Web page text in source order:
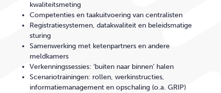
kwaliteitsmeting
Competenties en taakuitvoering van centralisten
Registratiesystemen, datakwaliteit en beleidsmatige
sturing
Samenwerking met ketenpartners en andere
meldkamers
Verkenningssessies: ‘buiten naar binnen’ halen
Scenariotrainingen: rollen, werkinstructies,
informatiemanagement en opschaling (o.a. GRIP)